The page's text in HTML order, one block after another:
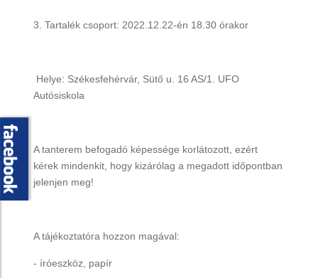
3. Tartalék csoport: 2022.12.22-én 18.30 órakor
Helye: Székesfehérvár, Sütő u. 16 AS/1. UFO
Autósiskola
A tanterem befogadó képessége korlátozott, ezért
kérek mindenkit, hogy kizárólag a megadott időpontban
jelenjen meg!
A tájékoztatóra hozzon magával:
- íróeszköz, papír